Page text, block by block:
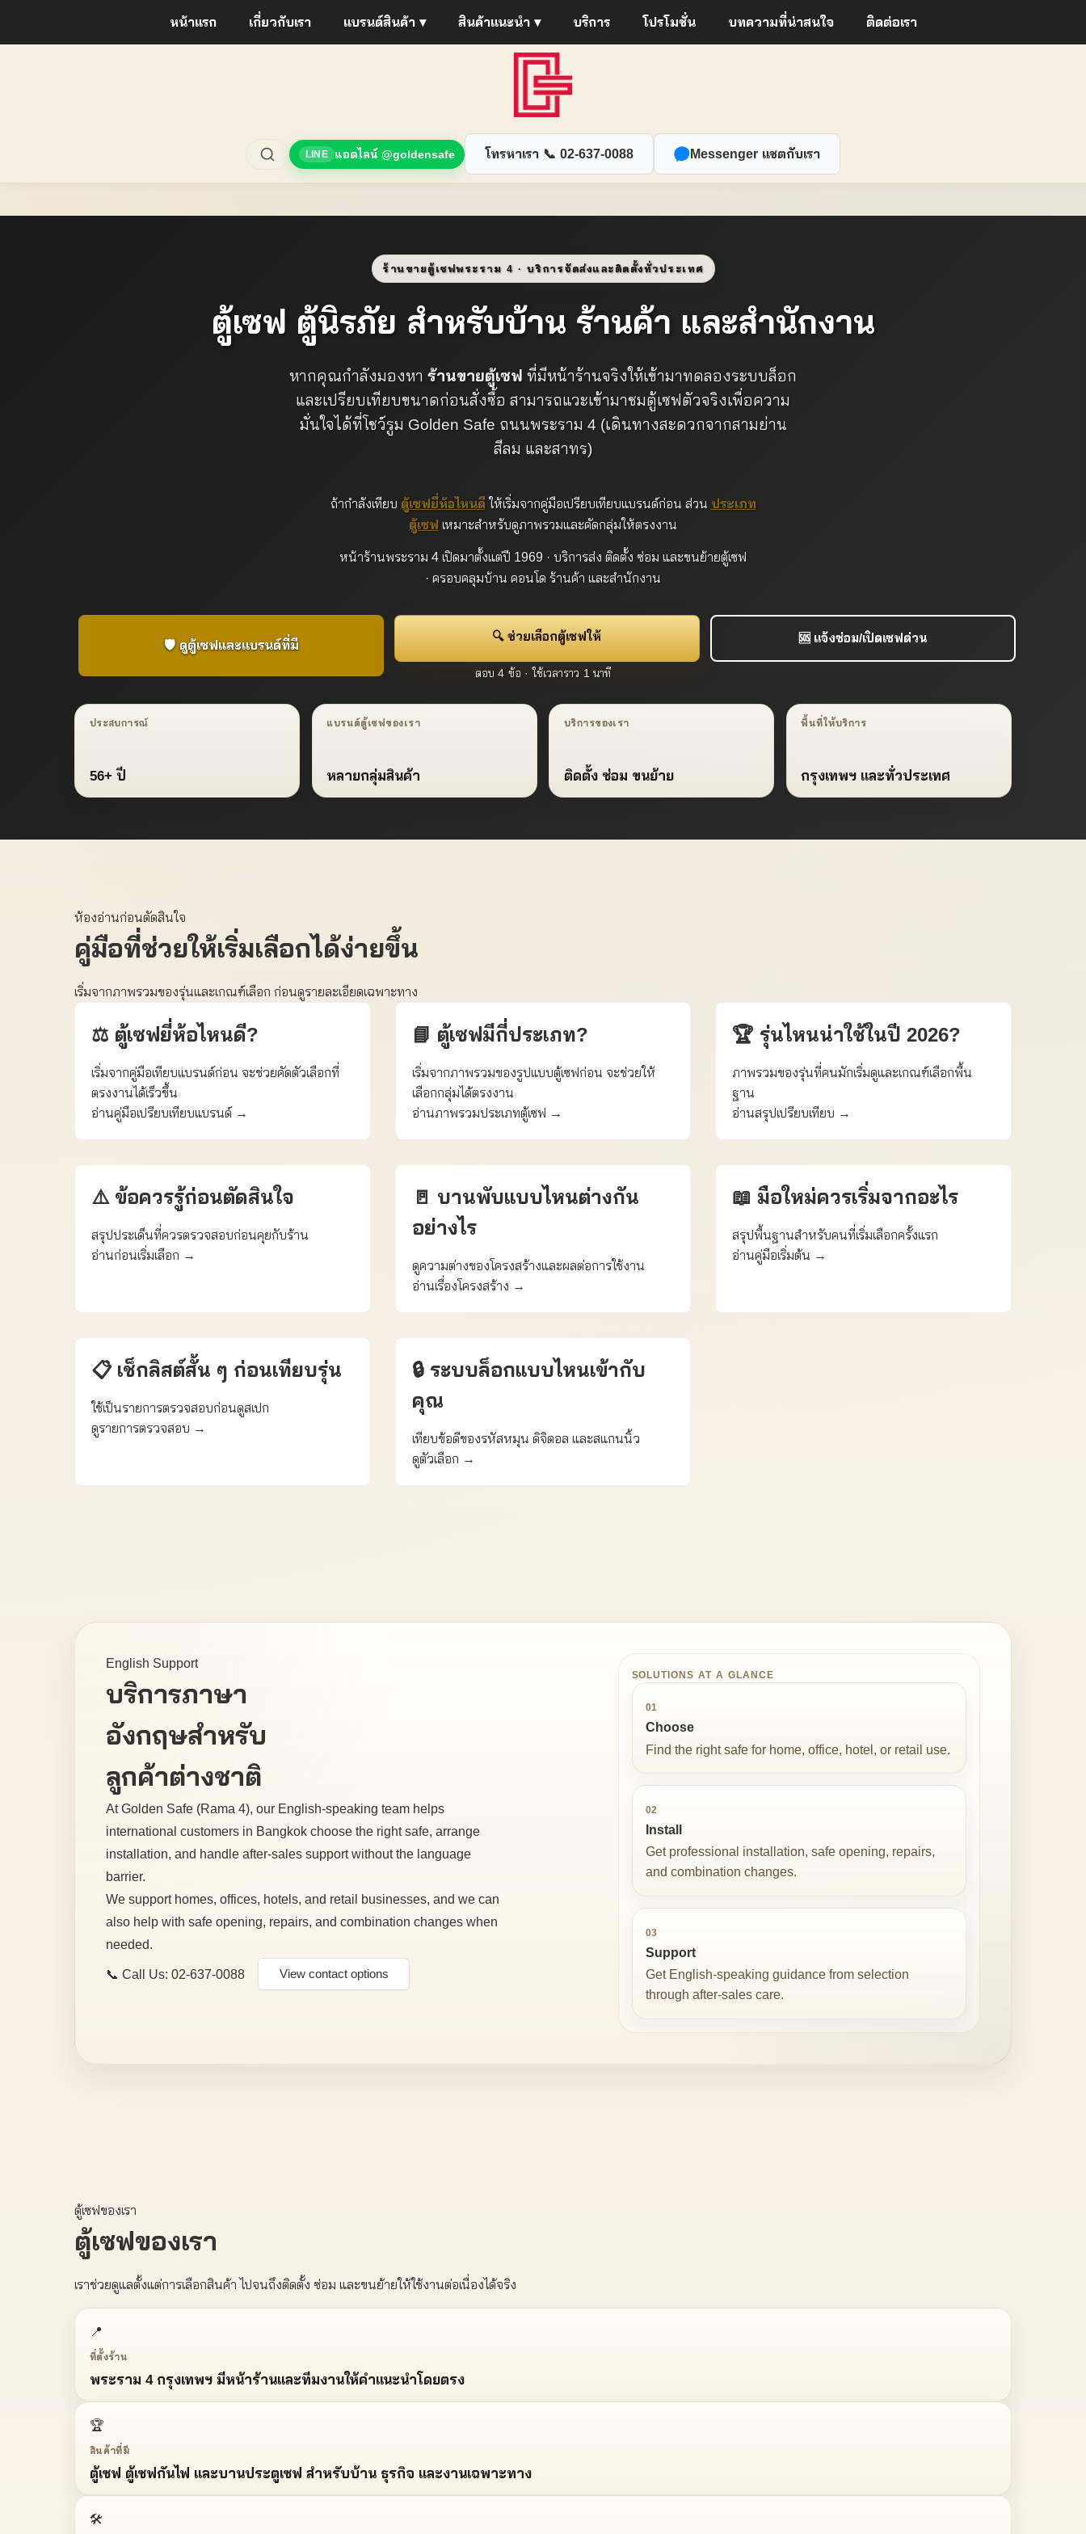
หน้าแรก เกี่ยวกับเรา แบรนด์สินค้า ▾ สินค้าแนะนำ ▾ บริการ โปรโมชั่น บทความที่น่าสนใจ ติดต่อเรา
LINE แอดไลน์ @goldensafe โทรหาเรา 📞 02-637-0088 Messenger แชตกับเรา
ร้านขายตู้เซฟพระราม 4 · บริการจัดส่งและติดตั้งทั่วประเทศ
ตู้เซฟ ตู้นิรภัย สำหรับบ้าน ร้านค้า และสำนักงาน
หากคุณกำลังมองหา ร้านขายตู้เซฟ ที่มีหน้าร้านจริงให้เข้ามาทดลองระบบล็อก
และเปรียบเทียบขนาดก่อนสั่งซื้อ สามารถแวะเข้ามาชมตู้เซฟตัวจริงเพื่อความ
มั่นใจได้ที่โชว์รูม Golden Safe ถนนพระราม 4 (เดินทางสะดวกจากสามย่าน
สีลม และสาทร)
ถ้ากำลังเทียบ ตู้เซฟยี่ห้อไหนดี ให้เริ่มจากคู่มือเปรียบเทียบแบรนด์ก่อน ส่วน ประเภท
ตู้เซฟ เหมาะสำหรับดูภาพรวมและคัดกลุ่มให้ตรงงาน
หน้าร้านพระราม 4 เปิดมาตั้งแต่ปี 1969 · บริการส่ง ติดตั้ง ซ่อม และขนย้ายตู้เซฟ
· ครอบคลุมบ้าน คอนโด ร้านค้า และสำนักงาน
🛡️ ดูตู้เซฟและแบรนด์ที่มี
🔍 ช่วยเลือกตู้เซฟให้
ตอบ 4 ข้อ · ใช้เวลาราว 1 นาที
🆘 แจ้งซ่อม/เปิดเซฟด่วน
ประสบการณ์
56+ ปี
แบรนด์ตู้เซฟของเรา
หลายกลุ่มสินค้า
บริการของเรา
ติดตั้ง ซ่อม ขนย้าย
พื้นที่ให้บริการ
กรุงเทพฯ และทั่วประเทศ
ห้องอ่านก่อนตัดสินใจ
คู่มือที่ช่วยให้เริ่มเลือกได้ง่ายขึ้น
เริ่มจากภาพรวมของรุ่นและเกณฑ์เลือก ก่อนดูรายละเอียดเฉพาะทาง
⚖️ ตู้เซฟยี่ห้อไหนดี?
เริ่มจากคู่มือเทียบแบรนด์ก่อน จะช่วยคัดตัวเลือกที่
ตรงงานได้เร็วขึ้น
อ่านคู่มือเปรียบเทียบแบรนด์ →
📘 ตู้เซฟมีกี่ประเภท?
เริ่มจากภาพรวมของรูปแบบตู้เซฟก่อน จะช่วยให้
เลือกกลุ่มได้ตรงงาน
อ่านภาพรวมประเภทตู้เซฟ →
🏆 รุ่นไหนน่าใช้ในปี 2026?
ภาพรวมของรุ่นที่คนมักเริ่มดูและเกณฑ์เลือกพื้น
ฐาน
อ่านสรุปเปรียบเทียบ →
⚠️ ข้อควรรู้ก่อนตัดสินใจ
สรุปประเด็นที่ควรตรวจสอบก่อนคุยกับร้าน
อ่านก่อนเริ่มเลือก →
🚪 บานพับแบบไหนต่างกัน
อย่างไร
ดูความต่างของโครงสร้างและผลต่อการใช้งาน
อ่านเรื่องโครงสร้าง →
📖 มือใหม่ควรเริ่มจากอะไร
สรุปพื้นฐานสำหรับคนที่เริ่มเลือกครั้งแรก
อ่านคู่มือเริ่มต้น →
📋 เช็กลิสต์สั้น ๆ ก่อนเทียบรุ่น
ใช้เป็นรายการตรวจสอบก่อนดูสเปก
ดูรายการตรวจสอบ →
🔒 ระบบล็อกแบบไหนเข้ากับ
คุณ
เทียบข้อดีของรหัสหมุน ดิจิตอล และสแกนนิ้ว
ดูตัวเลือก →
English Support
บริการภาษา
อังกฤษสำหรับ
ลูกค้าต่างชาติ
At Golden Safe (Rama 4), our English-speaking team helps
international customers in Bangkok choose the right safe, arrange
installation, and handle after-sales support without the language
barrier.
We support homes, offices, hotels, and retail businesses, and we can
also help with safe opening, repairs, and combination changes when
needed.
📞 Call Us: 02-637-0088
View contact options
SOLUTIONS AT A GLANCE
01
Choose
Find the right safe for home, office, hotel, or retail use.
02
Install
Get professional installation, safe opening, repairs,
and combination changes.
03
Support
Get English-speaking guidance from selection
through after-sales care.
ตู้เซฟของเรา
ตู้เซฟของเรา
เราช่วยดูแลตั้งแต่การเลือกสินค้า ไปจนถึงติดตั้ง ซ่อม และขนย้ายให้ใช้งานต่อเนื่องได้จริง
📍
ที่ตั้งร้าน
พระราม 4 กรุงเทพฯ มีหน้าร้านและทีมงานให้คำแนะนำโดยตรง
🏆
สินค้าที่มี
ตู้เซฟ ตู้เซฟกันไฟ และบานประตูเซฟ สำหรับบ้าน ธุรกิจ และงานเฉพาะทาง
🛠️